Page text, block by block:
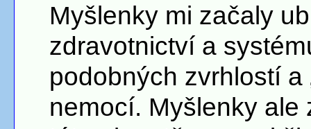
Myšlenky mi začaly
zdravotnictví a
podobných zvrhlostí a
nemocí. Myšlenky ale